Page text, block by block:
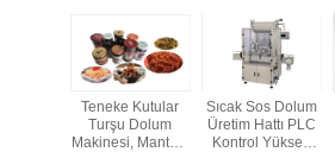
Teneke Kutular
Turşu Dolum
Makinesi, Mantar /
Sıcak Sos Dolum
Üretim Hattı PLC
Kontrol Yüksek